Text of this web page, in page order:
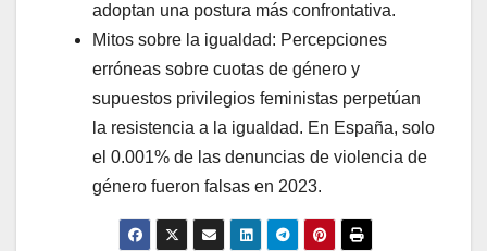
adoptan una postura más confrontativa.
Mitos sobre la igualdad: Percepciones
erróneas sobre cuotas de género y
supuestos privilegios feministas perpetúan
la resistencia a la igualdad. En España, solo
el 0.001% de las denuncias de violencia de
género fueron falsas en 2023.